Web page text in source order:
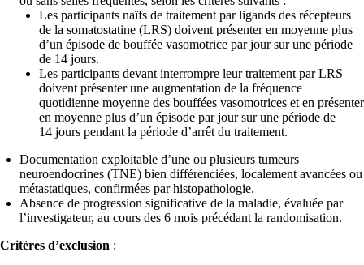
Les participants naïfs de traitement par ligands des récepteurs
de la somatostatine (LRS) doivent présenter en moyenne plus
d’un épisode de bouffée vasomotrice par jour sur une période
de 14 jours.
Les participants devant interrompre leur traitement par LRS
doivent présenter une augmentation de la fréquence
quotidienne moyenne des bouffées vasomotrices et en présenter
en moyenne plus d’un épisode par jour sur une période de
14 jours pendant la période d’arrêt du traitement.
Documentation exploitable d’une ou plusieurs tumeurs
neuroendocrines (TNE) bien différenciées, localement avancées ou
métastatiques, confirmées par histopathologie.
Absence de progression significative de la maladie, évaluée par
l’investigateur, au cours des 6 mois précédant la randomisation.
Critères d’exclusion :